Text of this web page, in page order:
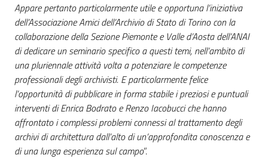
Appare pertanto particolarmente utile e opportuna l’iniziativa
dell’Associazione Amici dell’Archivio di Stato di Torino con la
collaborazione della Sezione Piemonte e Valle d’Aosta dell’ANAI
di dedicare un seminario specifico a questi temi, nell’ambito di
una pluriennale attività volta a potenziare le competenze
professionali degli archivisti. E particolarmente felice
l’opportunità di pubblicare in forma stabile i preziosi e puntuali
interventi di Enrica Bodrato e Renzo Iacobucci che hanno
affrontato i complessi problemi connessi al trattamento degli
archivi di architettura dall’alto di un’approfondita conoscenza e
di una lunga esperienza sul campo”.